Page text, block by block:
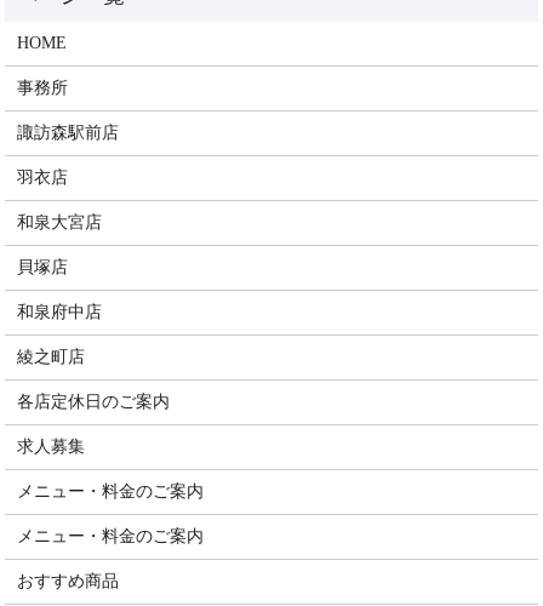
HOME
事務所
諏訪森駅前店
羽衣店
和泉大宮店
貝塚店
和泉府中店
綾之町店
各店定休日のご案内
求人募集
メニュー・料金のご案内
メニュー・料金のご案内
おすすめ商品